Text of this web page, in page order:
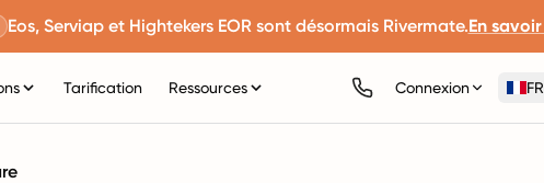
Eos, Serviap et Hightekers EOR sont désormais Rivermate.En
Tarification Ressources Connexion FR